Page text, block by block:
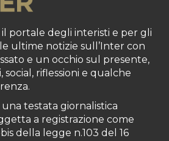
il portale degli interisti e per gli
ultime notizie sull’Inter con
e un occhio sul presente,
social, riflessioni e qualche
una testata giornalistica
a registrazione come
della legge n.103 del 16